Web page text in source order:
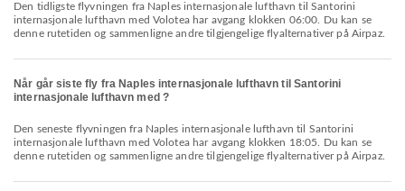
Den tidligste flyvningen fra Naples internasjonale lufthavn til Santorini
internasjonale lufthavn med Volotea har avgang klokken 06:00. Du kan se
denne rutetiden og sammenligne andre tilgjengelige flyalternativer på Airpaz.
Når går siste fly fra Naples internasjonale lufthavn til Santorini
internasjonale lufthavn med ?
Den seneste flyvningen fra Naples internasjonale lufthavn til Santorini
internasjonale lufthavn med Volotea har avgang klokken 18:05. Du kan se
denne rutetiden og sammenligne andre tilgjengelige flyalternativer på Airpaz.